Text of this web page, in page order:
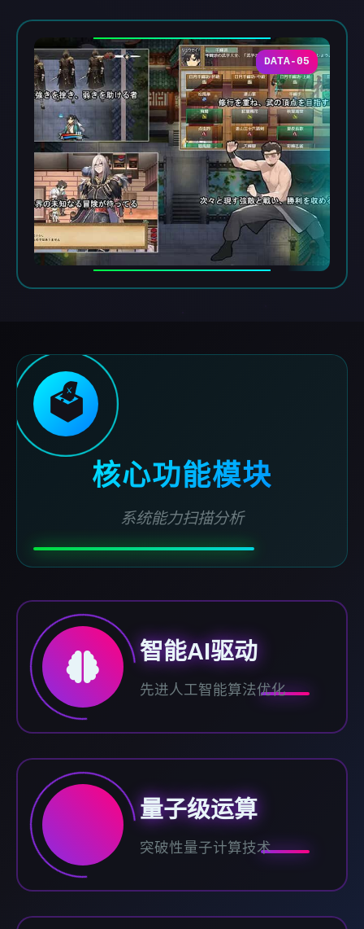
DATA-05
🗳️
核心功能模块
系统能力扫描分析
智能AI驱动
先进人工智能算法优化
量子级运算
突破性量子计算技术